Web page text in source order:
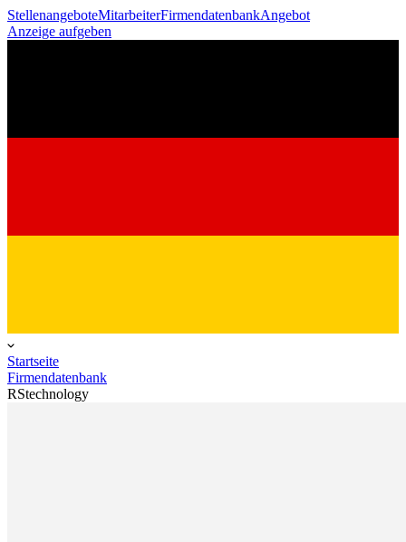
StellenangeboteMitarbeiterFirmendatenbankAngebot
Anzeige aufgeben
Startseite
Firmendatenbank
RStechnology